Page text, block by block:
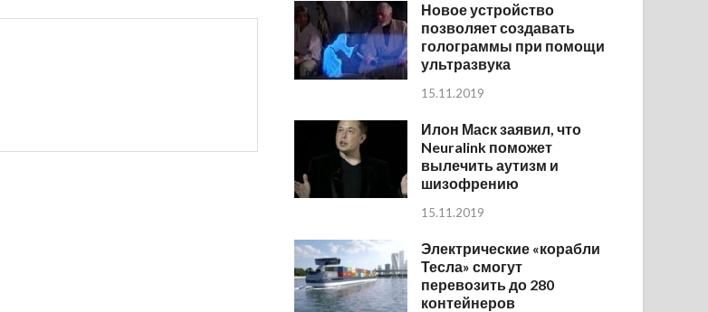
Новое устройство
позволяет создавать
голограммы при помощи
ультразвука
15.11.2019
Илон Маск заявил, что
Neuralink поможет
вылечить аутизм и
шизофрению
15.11.2019
Электрические «корабли
Тесла» смогут
перевозить до 280
контейнеров